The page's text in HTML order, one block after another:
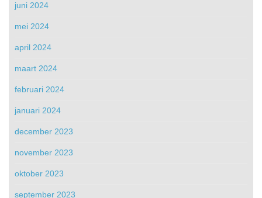
juni 2024
mei 2024
april 2024
maart 2024
februari 2024
januari 2024
december 2023
november 2023
oktober 2023
september 2023